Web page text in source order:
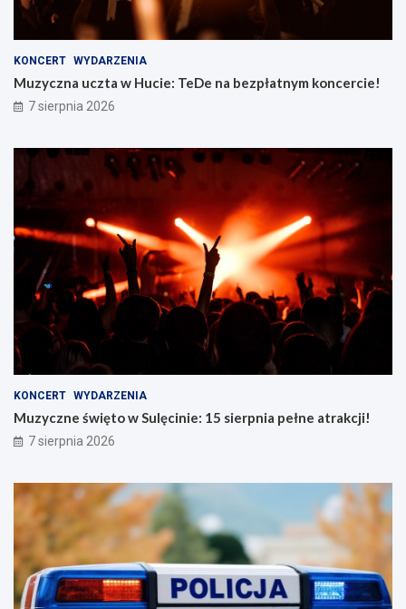
KONCERT WYDARZENIA
Muzyczna uczta w Hucie: TeDe na bezpłatnym koncercie!
7 sierpnia 2026
KONCERT WYDARZENIA
Muzyczne święto w Sulęcinie: 15 sierpnia pełne atrakcji!
7 sierpnia 2026